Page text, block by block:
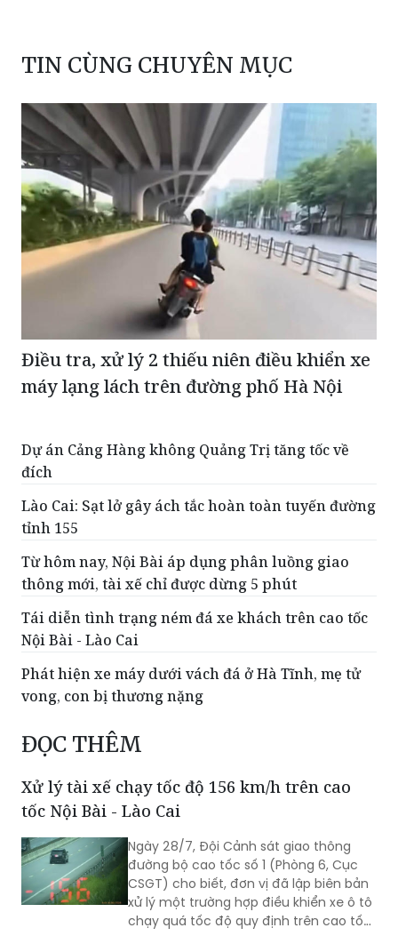
TIN CÙNG CHUYÊN MỤC
Điều tra, xử lý 2 thiếu niên điều khiển xe
máy lạng lách trên đường phố Hà Nội
Dự án Cảng Hàng không Quảng Trị tăng tốc về
đích
Lào Cai: Sạt lở gây ách tắc hoàn toàn tuyến đường
tỉnh 155
Từ hôm nay, Nội Bài áp dụng phân luồng giao
thông mới, tài xế chỉ được dừng 5 phút
Tái diễn tình trạng ném đá xe khách trên cao tốc
Nội Bài - Lào Cai
Phát hiện xe máy dưới vách đá ở Hà Tĩnh, mẹ tử
vong, con bị thương nặng
ĐỌC THÊM
Xử lý tài xế chạy tốc độ 156 km/h trên cao
tốc Nội Bài - Lào Cai
Ngày 28/7, Đội Cảnh sát giao thông
đường bộ cao tốc số 1 (Phòng 6, Cục
CSGT) cho biết, đơn vị đã lập biên bản
xử lý một trường hợp điều khiển xe ô tô
chạy quá tốc độ quy định trên cao tốc